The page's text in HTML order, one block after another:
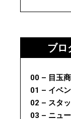
ブロ
00 – 目玉
01 – イベ
02 – スタ
03 – ニュ